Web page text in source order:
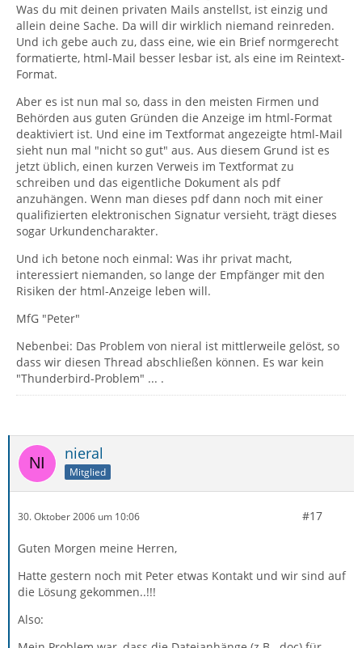
Was du mit deinen privaten Mails anstellst, ist einzig und
allein deine Sache. Da will dir wirklich niemand reinreden.
Und ich gebe auch zu, dass eine, wie ein Brief normgerecht
formatierte, html-Mail besser lesbar ist, als eine im Reintext-
Format.
Aber es ist nun mal so, dass in den meisten Firmen und
Behörden aus guten Gründen die Anzeige im html-Format
deaktiviert ist. Und eine im Textformat angezeigte html-Mail
sieht nun mal "nicht so gut" aus. Aus diesem Grund ist es
jetzt üblich, einen kurzen Verweis im Textformat zu
schreiben und das eigentliche Dokument als pdf
anzuhängen. Wenn man dieses pdf dann noch mit einer
qualifizierten elektronischen Signatur versieht, trägt dieses
sogar Urkundencharakter.
Und ich betone noch einmal: Was ihr privat macht,
interessiert niemanden, so lange der Empfänger mit den
Risiken der html-Anzeige leben will.
MfG "Peter"
Nebenbei: Das Problem von nieral ist mittlerweile gelöst, so
dass wir diesen Thread abschließen können. Es war kein
"Thunderbird-Problem" ... .
nieral
Mitglied
30. Oktober 2006 um 10:06 #17
Guten Morgen meine Herren,
Hatte gestern noch mit Peter etwas Kontakt und wir sind auf
die Lösung gekommen..!!!
Also: